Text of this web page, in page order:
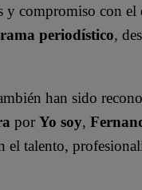
y compromiso con
periodístico,
han sido
por Yo soy,
el talento,